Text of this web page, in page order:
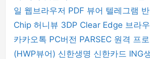
일 웹브라우저 PDF 뷰어 텔레그램
Chip 허니뷰 3DP Clear Edge 브라
카카오톡 PC버전 PARSEC 원격 프
(HWP뷰어) 신한생명 신한카드 ING